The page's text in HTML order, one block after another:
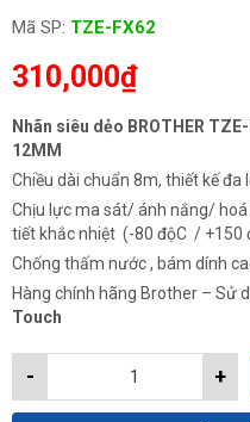
Mã SP: TZE-FX62
310,000₫
Nhãn siêu dẻo BROTHER
12MM
Chiều dài chuẩn 8m, thiết kế
Chịu lực ma sát/ ánh nắng/
tiết khắc nhiệt (-80 độC / +150
Chống thấm nước , bám dính
Hàng chính hãng Brother – Sử
Touch
+
-